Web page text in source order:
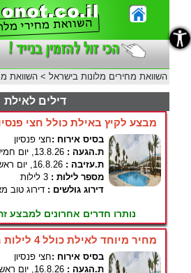
השוואת מחירים מלונות בישראל > השוואת
דילים לאילת
מבצע לקיץ באילת כולל חצי
בסיס אירוח :חצי פנסיון
ת.הגעה : 13.8.26, יום חמישי
ת.עזיבה : 16.8.26, יום ראשון
מספר לילות : 3 לילות
דירוג גולשים : דירוג טוב
נותרו חדרים אחרונים למבצע
מחיר מיוחד לאילת כולל 4 לילות חצי פנסיון
בסיס אירוח :חצי פנסיון
ת.הגעה : 16.8.26, יום ראשון
נגישות